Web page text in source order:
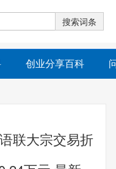
创业分享百科
联大宗交易折